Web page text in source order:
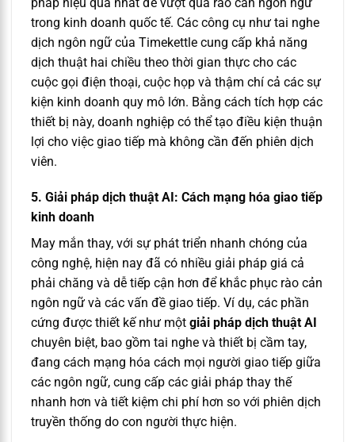
trong kinh doanh quốc tế. Các công cụ như tai nghe
dịch ngôn ngữ của Timekettle cung cấp khả năng
dịch thuật hai chiều theo thời gian thực cho các
cuộc gọi điện thoại, cuộc họp và thậm chí cả các sự
kiện kinh doanh quy mô lớn. Bằng cách tích hợp các
thiết bị này, doanh nghiệp có thể tạo điều kiện thuận
lợi cho việc giao tiếp mà không cần đến phiên dịch
viên.
5. Giải pháp dịch thuật AI: Cách mạng hóa giao tiếp
kinh doanh
May mắn thay, với sự phát triển nhanh chóng của
công nghệ, hiện nay đã có nhiều giải pháp giá cả
phải chăng và dễ tiếp cận hơn để khắc phục rào cản
ngôn ngữ và các vấn đề giao tiếp. Ví dụ, các phần
cứng được thiết kế như một giải pháp dịch thuật AI
chuyên biệt, bao gồm tai nghe và thiết bị cầm tay,
đang cách mạng hóa cách mọi người giao tiếp giữa
các ngôn ngữ, cung cấp các giải pháp thay thế
nhanh hơn và tiết kiệm chi phí hơn so với phiên dịch
truyền thống do con người thực hiện.